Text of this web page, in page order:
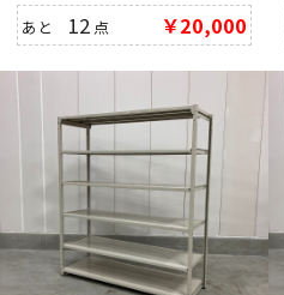
あと 12 点 ￥20,000